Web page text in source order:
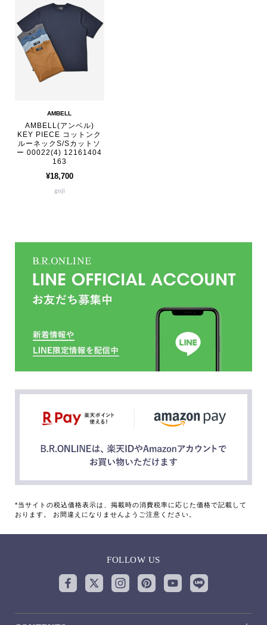
AMBELL
AMBELL(アンベル)
KEY PIECE コットンク
ルーネックS/Sカットソ
ー 00022(4) 12161404
163
¥18,700
guji
*当サイトの税込価格表示は、掲載時の消費税率に応じた価格で記載して
おります。 お間違えになりませんようご注意ください。
FOLLOW US